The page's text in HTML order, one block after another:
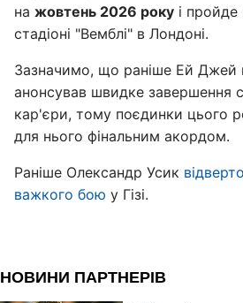
на жовтень 2026 року і
стадіоні "Вемблі" в Лондоні.
Зазначимо, що раніше Ей Джей
анонсував швидке завершення
кар'єри, тому поєдинки цього
для нього фінальним акордом.
Раніше Олександр Усик
важкого бою у Гізі.